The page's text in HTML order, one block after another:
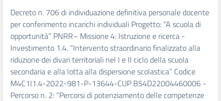
Decreto n. 706 di individuazione definitiva personale docente
per conferimento incarichi individuali Progetto: “A scuola di
opportunità” PNRR– Missione 4: Istruzione e ricerca -
Investimento 1.4. “Intervento straordinario finalizzato alla
riduzione dei divari territoriali nel I e II ciclo della scuola
secondaria e alla lotta alla dispersione scolastica” Codice
M4C1I1.4-2022-981-P-13644-CUP B54D22004460006 -
Percorso n. 2: “Percorsi di potenziamento delle competenze